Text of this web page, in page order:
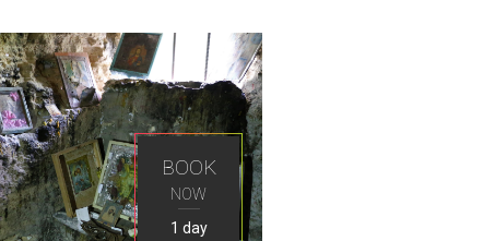
BOOK
NOW
1 day